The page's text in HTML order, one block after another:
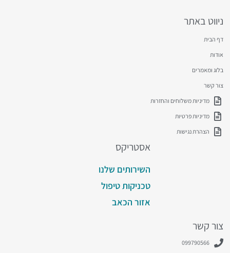
צור קשר
099790566
אסטריקס
השירותים שלנו
טכניקות טיפול
אזור הכאב
ניווט באתר
דף הבית
אודות
בלוג ומאמרים
צור קשר
מדיניות משלוחים והחזרות
מדיניות פרטיות
הצהרת נגישות